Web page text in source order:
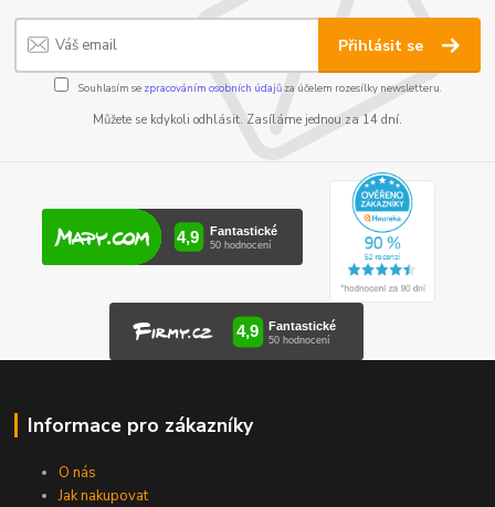
Přihlásit se
Souhlasím se zpracováním osobních údajůza účelem rozesílky newsletteru.
Můžete se kdykoli odhlásit. Zasíláme jednou za 14 dní.
Informace pro zákazníky
O nás
Jak nakupovat